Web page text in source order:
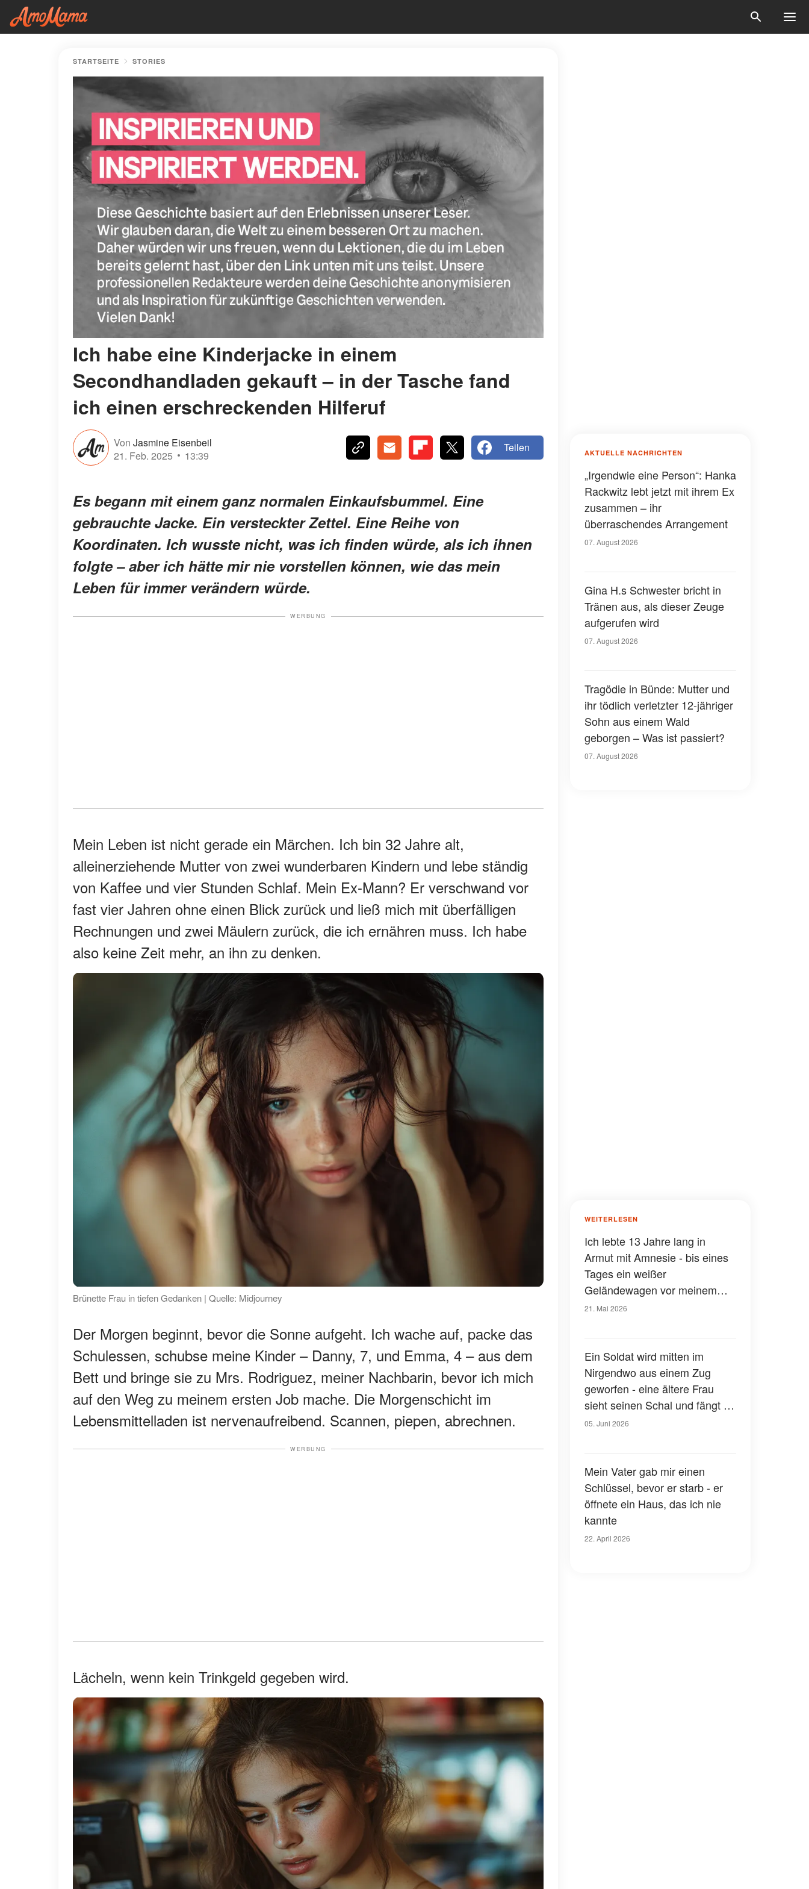
STARTSEITE STORIES
Ich habe eine Kinderjacke in einem
Secondhandladen gekauft – in der Tasche fand
ich einen erschreckenden Hilferuf
Von Jasmine Eisenbeil
21. Feb. 2025
13:39
Teilen
Es begann mit einem ganz normalen Einkaufsbummel. Eine
gebrauchte Jacke. Ein versteckter Zettel. Eine Reihe von
Koordinaten. Ich wusste nicht, was ich finden würde, als ich ihnen
folgte – aber ich hätte mir nie vorstellen können, wie das mein
Leben für immer verändern würde.
WERBUNG
Mein Leben ist nicht gerade ein Märchen. Ich bin 32 Jahre alt,
alleinerziehende Mutter von zwei wunderbaren Kindern und lebe ständig
von Kaffee und vier Stunden Schlaf. Mein Ex-Mann? Er verschwand vor
fast vier Jahren ohne einen Blick zurück und ließ mich mit überfälligen
Rechnungen und zwei Mäulern zurück, die ich ernähren muss. Ich habe
also keine Zeit mehr, an ihn zu denken.
Brünette Frau in tiefen Gedanken | Quelle: Midjourney
Der Morgen beginnt, bevor die Sonne aufgeht. Ich wache auf, packe das
Schulessen, schubse meine Kinder – Danny, 7, und Emma, 4 – aus dem
Bett und bringe sie zu Mrs. Rodriguez, meiner Nachbarin, bevor ich mich
auf den Weg zu meinem ersten Job mache. Die Morgenschicht im
Lebensmittelladen ist nervenaufreibend. Scannen, piepen, abrechnen.
WERBUNG
Lächeln, wenn kein Trinkgeld gegeben wird.
AKTUELLE NACHRICHTEN
„Irgendwie eine Person“: Hanka
Rackwitz lebt jetzt mit ihrem Ex
zusammen – ihr
überraschendes Arrangement
07. August 2026
Gina H.s Schwester bricht in
Tränen aus, als dieser Zeuge
aufgerufen wird
07. August 2026
Tragödie in Bünde: Mutter und
ihr tödlich verletzter 12-jähriger
Sohn aus einem Wald
geborgen – Was ist passiert?
07. August 2026
WEITERLESEN
Ich lebte 13 Jahre lang in
Armut mit Amnesie - bis eines
Tages ein weißer
Geländewagen vor meinem
Zelt unter der Brücke anhielt
21. Mai 2026
Ein Soldat wird mitten im
Nirgendwo aus einem Zug
geworfen - eine ältere Frau
sieht seinen Schal und fängt an
zu weinen
05. Juni 2026
Mein Vater gab mir einen
Schlüssel, bevor er starb - er
öffnete ein Haus, das ich nie
kannte
22. April 2026